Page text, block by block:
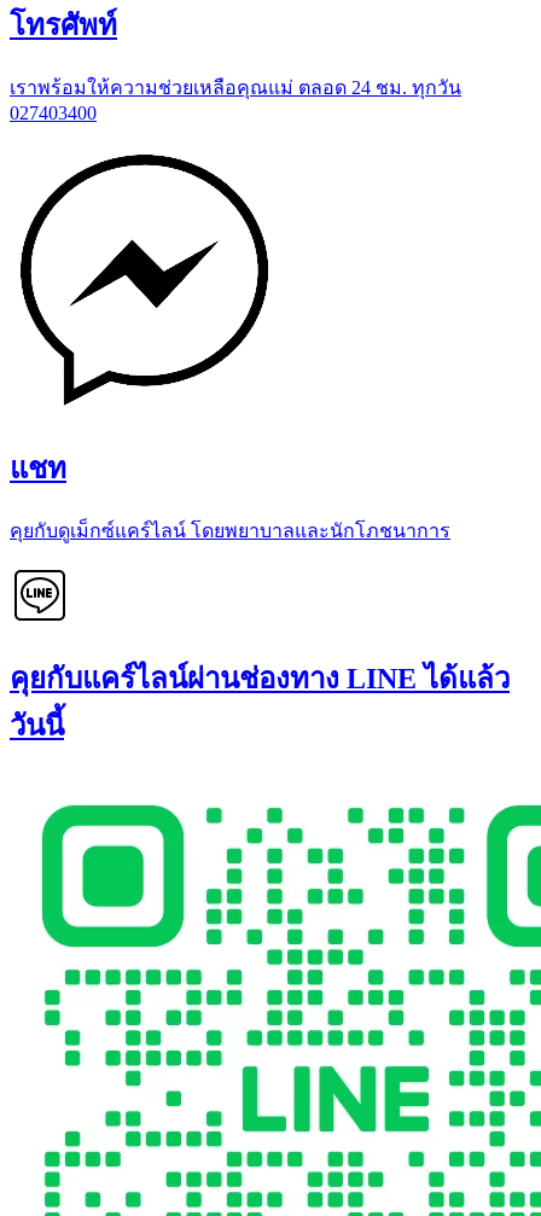
โทรศัพท์
เราพร้อมให้ความช่วยเหลือคุณแม่ ตลอด 24 ชม. ทุกวัน
027403400
แชท
คุยกับดูเม็กซ์แคร์ไลน์ โดยพยาบาลและนักโภชนาการ
คุยกับแคร์ไลน์ผ่านช่องทาง LINE ได้แล้ว
วันนี้